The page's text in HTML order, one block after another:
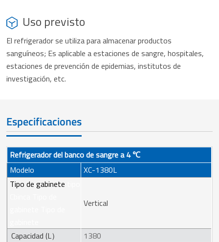
Uso previsto
El refrigerador se utiliza para almacenar productos
sanguíneos; Es aplicable a estaciones de sangre, hospitales,
estaciones de prevención de epidemias, institutos de
investigación, etc.
Especificaciones
Refrigerador del banco de sangre a 4 ℃
Modelo
XC-1380L
Tipo de gabinete
Vertical
Capacidad (L）
1380